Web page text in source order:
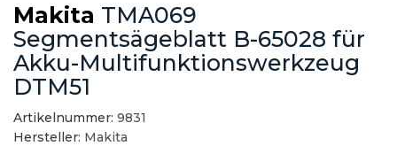
Makita TMA069
Segmentsägeblatt B-65028 für
Akku-Multifunktionswerkzeug
DTM51
Artikelnummer: 9831
Hersteller: Makita